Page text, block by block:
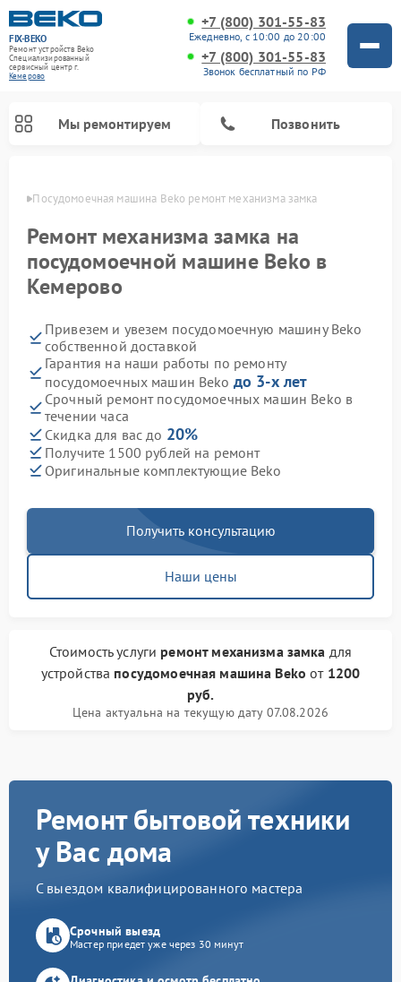
FIX-BEKO
Ремонт устройств Beko
Специализированный
cервисный центр г.
Кемерово
+7 (800) 301-55-83
Ежедневно, с 10:00 до 20:00
+7 (800) 301-55-83
Звонок бесплатный по РФ
Мы ремонтируем Позвонить
Посудомоечная машина Beko ремонт механизма замка
Ремонт механизма замка на
посудомоечной машине Beko в
Кемерово
Привезем и увезем посудомоечную машину Beko
собственной доставкой
Гарантия на наши работы по ремонту
посудомоечных машин Beko до 3-х лет
Срочный ремонт посудомоечных машин Beko в
течении часа
Скидка для вас до 20%
Получите 1500 рублей на ремонт
Оригинальные комплектующие Beko
Получить консультацию
Наши цены
Стоимость услуги ремонт механизма замка для
устройства посудомоечная машина Beko от 1200
руб.
Цена актуальна на текущую дату 07.08.2026
Ремонт бытовой техники
у Вас дома
С выездом квалифицированного мастера
Срочный выезд
Мастер приедет уже через 30 минут